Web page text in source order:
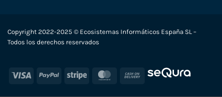
Copyright 2022-2025 © Ecosistemas Informáticos España SL –
Todos los derechos reservados
Visa PayPal Stripe MasterCard
Cash